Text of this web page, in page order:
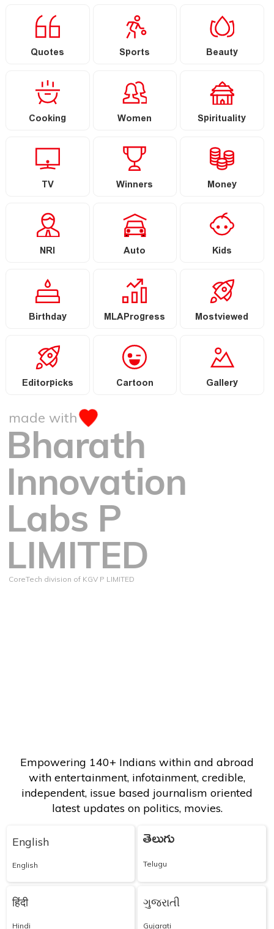
Quotes Sports Beauty
Cooking Women Spirituality
TV Winners Money
NRI Auto Kids
Birthday MLAProgress Mostviewed
Editorpicks Cartoon Gallery
made with
Bharath
Innovation
Labs P
LIMITED
CoreTech division of KGV P LIMITED
Empowering 140+ Indians within and abroad
with entertainment, infotainment, credible,
independent, issue based journalism oriented
latest updates on politics, movies.
English
English
తెలుగు
Telugu
हिंदी
Hindi
ગુજરાતી
Gujarati